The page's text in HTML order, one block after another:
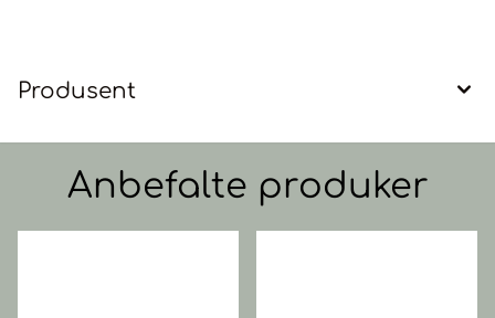
Produsent
Anbefalte produker